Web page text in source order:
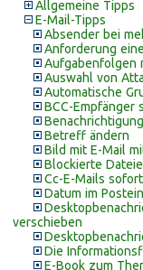
Allgemeine Tipps
E-Mail-Tipps
Absender bei
Anforderung
Aufgabenfolgen
Auswahl von
Automatische
BCC-Empfänger
Betreff ändern
Bild mit E-Mail
Blockierte
Cc-E-Mails
Datum im
verschieben
Die
E-Book zum